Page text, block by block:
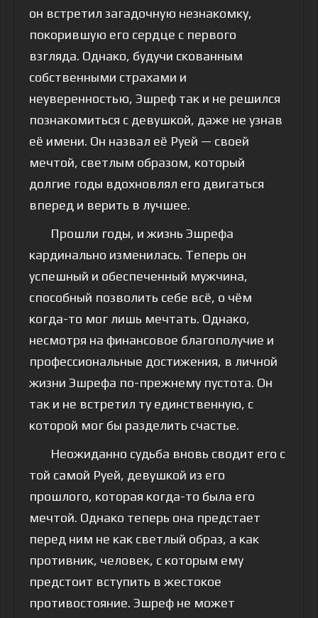
он встретил загадочную незнакомку,
покорившую его сердце с первого
взгляда. Однако, будучи скованным
собственными страхами и
неуверенностью, Эшреф так и не решился
познакомиться с девушкой, даже не узнав
её имени. Он назвал её Руей — своей
мечтой, светлым образом, который
долгие годы вдохновлял его двигаться
вперед и верить в лучшее.
Прошли годы, и жизнь Эшрефа
кардинально изменилась. Теперь он
успешный и обеспеченный мужчина,
способный позволить себе всё, о чём
когда-то мог лишь мечтать. Однако,
несмотря на финансовое благополучие и
профессиональные достижения, в личной
жизни Эшрефа по-прежнему пустота. Он
так и не встретил ту единственную, с
которой мог бы разделить счастье.
Неожиданно судьба вновь сводит его с
той самой Руей, девушкой из его
прошлого, которая когда-то была его
мечтой. Однако теперь она предстает
перед ним не как светлый образ, а как
противник, человек, с которым ему
предстоит вступить в жестокое
противостояние. Эшреф не может